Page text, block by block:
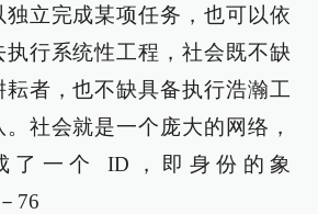
立完成某项任务，也可以依
行系统性工程，社会既不缺
者，也不缺具备执行浩瀚工
社会就是一个庞大的网络，
了一个 ID，即身份的象
76